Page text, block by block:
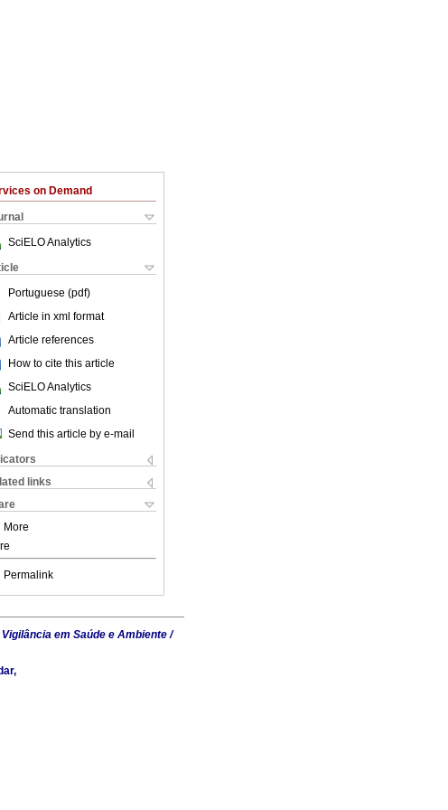
on Demand
SciELO Analytics
Portuguese (pdf)
Article in xml format
Article references
How to cite this article
SciELO Analytics
Automatic translation
Send this article by e-mail
links
More
Permalink
em Saúde e Ambiente /